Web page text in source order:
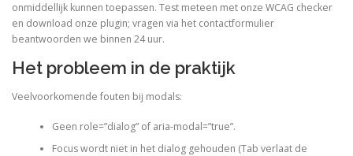
onmiddellijk kunnen toepassen. Test meteen met onze WCAG checker
en download onze plugin; vragen via het contactformulier
beantwoorden we binnen 24 uur.
Het probleem in de praktijk
Veelvoorkomende fouten bij modals:
Geen role=”dialog” of aria-modal=”true”.
Focus wordt niet in het dialog gehouden (Tab verlaat de